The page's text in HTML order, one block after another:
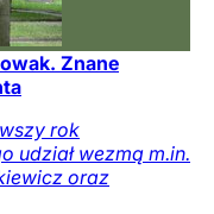
Znane
rok
udział wezmą m.in.
oraz